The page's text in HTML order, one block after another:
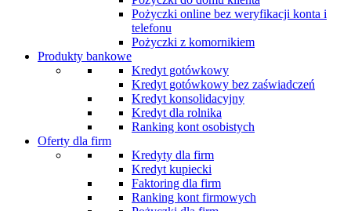
Pożyczki online bez weryfikacji konta i
telefonu
Pożyczki z komornikiem
Produkty bankowe
Kredyt gotówkowy
Kredyt gotówkowy bez zaświadczeń
Kredyt konsolidacyjny
Kredyt dla rolnika
Ranking kont osobistych
Oferty dla firm
Kredyty dla firm
Kredyt kupiecki
Faktoring dla firm
Ranking kont firmowych